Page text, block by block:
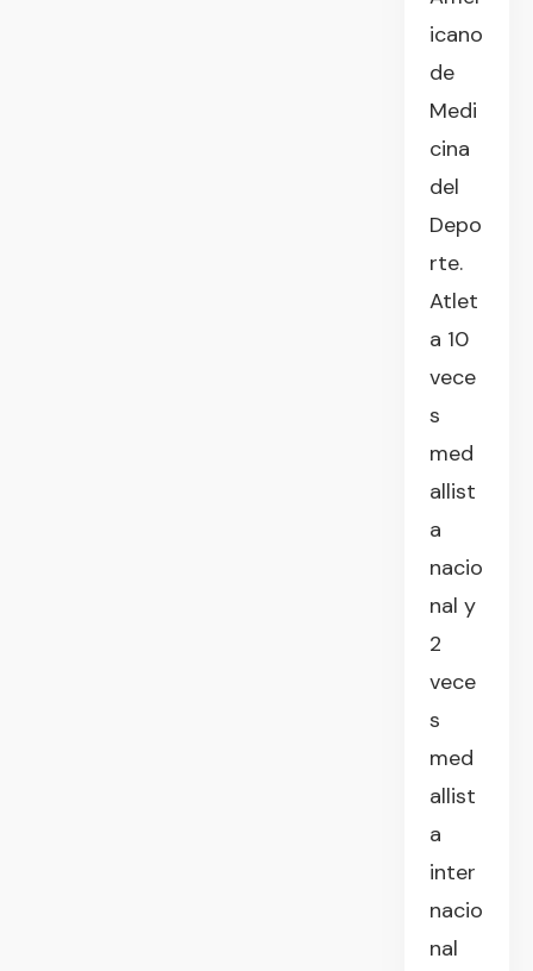
icano
de
Medi
cina
del
Depo
rte.
Atlet
a 10
vece
s
med
allist
a
nacio
nal y
2
vece
s
med
allist
a
inter
nacio
nal